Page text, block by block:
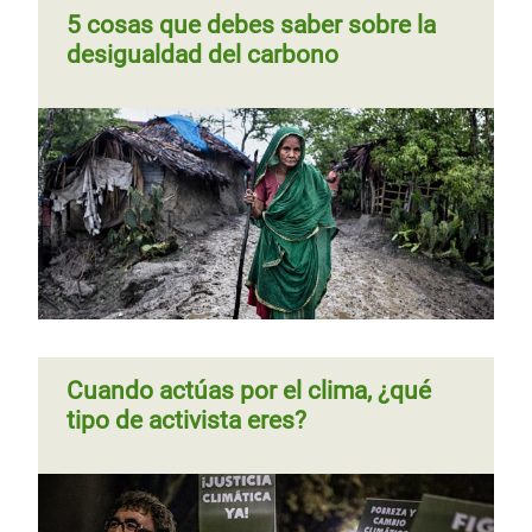
5 desastres naturales que reclaman
medidas contra el cambio climático
Paginación
Página
anterior
‹‹ Página 2Siguiente
página
››
Paginación Página 1Siguiente
››
Desarraigados por el cambio
climático
5 cosas que debes saber sobre la
desigualdad del carbono
Cuando actúas por el clima, ¿qué
tipo de activista eres?